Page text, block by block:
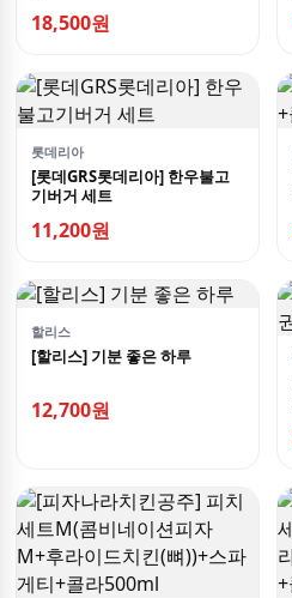
18,500원
롯데리아
[롯데GRS롯데리아] 한우불고
기버거 세트
11,200원
할리스
[할리스] 기분 좋은 하루
12,700원